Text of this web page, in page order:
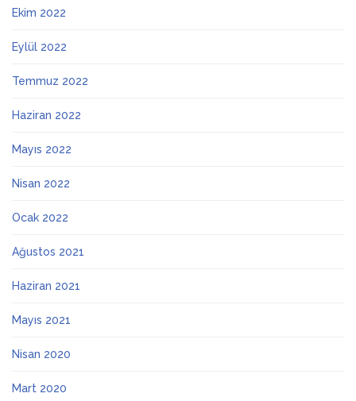
Ekim 2022
Eylül 2022
Temmuz 2022
Haziran 2022
Mayıs 2022
Nisan 2022
Ocak 2022
Ağustos 2021
Haziran 2021
Mayıs 2021
Nisan 2020
Mart 2020